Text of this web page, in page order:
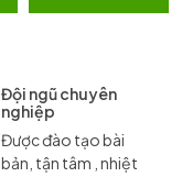
Đội ngũ chuyên
nghiệp
Được đào tạo bài
bản, tận tâm , nhiệt